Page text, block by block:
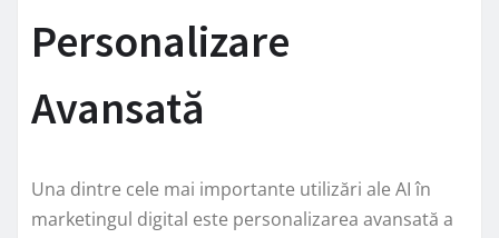
Personalizare
Avansată
Una dintre cele mai importante utilizări ale AI în
marketingul digital este personalizarea avansată a